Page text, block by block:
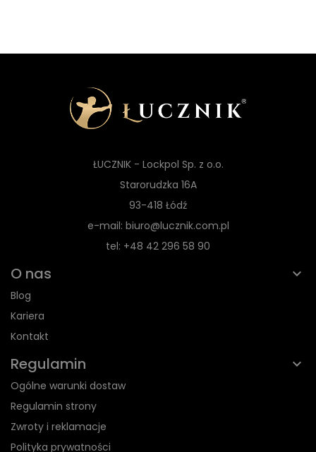
ŁUCZNIK - Lockpol Sp. z o.o.
Starorudzka 16A
93-418 Łódź
e-mail: biuro@lucznik.com.pl
tel: +48 42 296 58 90
O nas
Blog
Kariera
Kontakt
Regulamin
Ogólne warunki dostaw
Regulamin strony
Zwroty i reklamacje
Polityka prywatności